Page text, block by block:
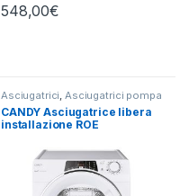
548,00€
Asciugatrici,Asciugatrici pompa
di calore , Candy
CANDY Asciugatrice libera
installazione ROE